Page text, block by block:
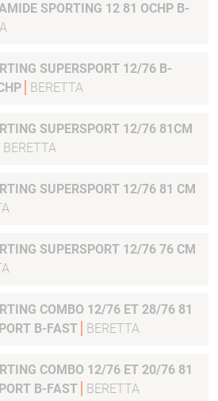
SPORTING 12 81 OCHP B-
SUPERSPORT 12/76 B-
BERETTA
SUPERSPORT 12/76 81CM
BERETTA
SUPERSPORT 12/76 81 CM
SUPERSPORT 12/76 76 CM
COMBO 12/76 ET 28/76 81
B-FAST
BERETTA
COMBO 12/76 ET 20/76 81
B-FAST
BERETTA